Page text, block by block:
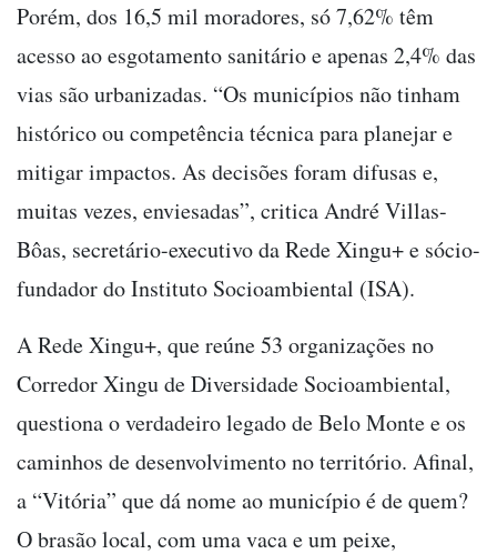
Porém, dos 16,5 mil moradores, só 7,62% têm
acesso ao esgotamento sanitário e apenas 2,4% das
vias são urbanizadas. “Os municípios não tinham
histórico ou competência técnica para planejar e
mitigar impactos. As decisões foram difusas e,
muitas vezes, enviesadas”, critica André Villas-
Bôas, secretário-executivo da Rede Xingu+ e sócio-
fundador do Instituto Socioambiental (ISA).
A Rede Xingu+, que reúne 53 organizações no
Corredor Xingu de Diversidade Socioambiental,
questiona o verdadeiro legado de Belo Monte e os
caminhos de desenvolvimento no território. Afinal,
a “Vitória” que dá nome ao município é de quem?
O brasão local, com uma vaca e um peixe,